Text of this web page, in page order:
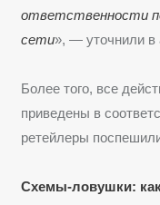
ответственности
сети», — уточнили в
Более того, все
приведены в
ретейлеры
Схемы-ловушки: как